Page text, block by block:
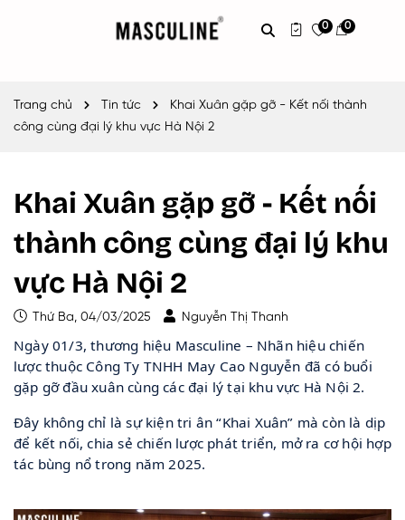
0 0
Trang chủ Tin tức
Khai Xuân gặp gỡ - Kết nối thành
công cùng đại lý khu vực Hà Nội 2
Khai Xuân gặp gỡ - Kết nối
thành công cùng đại lý khu
vực Hà Nội 2
Thứ Ba, 04/03/2025 Nguyễn Thị Thanh
Ngày 01/3, thương hiệu Masculine – Nhãn hiệu chiến
lược thuộc Công Ty TNHH May Cao Nguyễn đã có buổi
gặp gỡ đầu xuân cùng các đại lý tại khu vực Hà Nội 2.
Đây không chỉ là sự kiện tri ân “Khai Xuân” mà còn là dịp
để kết nối, chia sẻ chiến lược phát triển, mở ra cơ hội hợp
tác bùng nổ trong năm 2025.